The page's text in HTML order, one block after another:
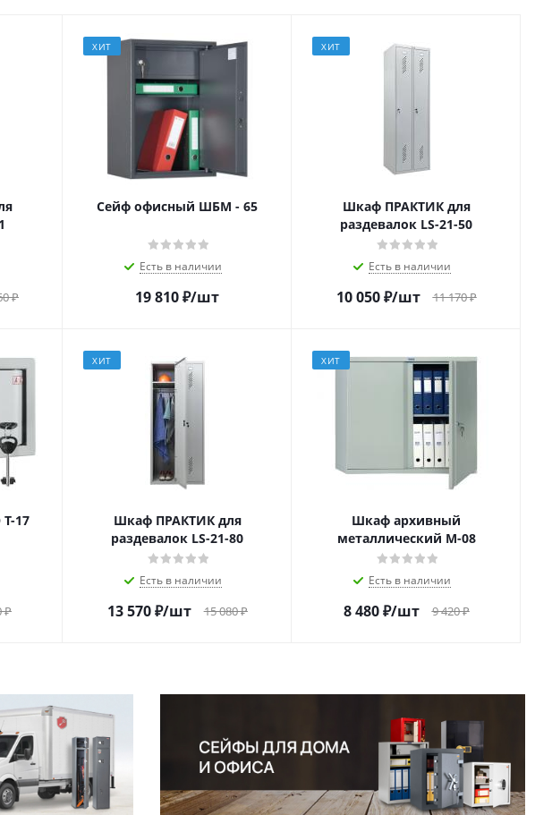
₽
ХИТ
Сейф офисный ШБМ - 65
Есть в наличии
19 810₽/шт
ХИТ
Шкаф ПРАКТИК для
раздевалок LS-21-50
Есть в наличии
10 050₽/шт 11 170₽
17
₽
ХИТ
Шкаф ПРАКТИК для
раздевалок LS-21-80
Есть в наличии
13 570₽/шт 15 080₽
ХИТ
Шкаф архивный
металлический М-08
Есть в наличии
8 480₽/шт 9 420₽